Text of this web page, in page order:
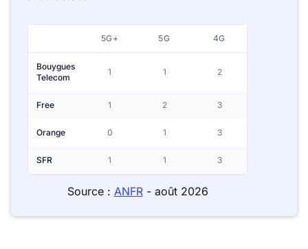
5G+ 5G 4G
Bouygues
Telecom
1 1 2
Free 1 2 3
Orange 0 1 3
SFR 1 1 3
Source : ANFR- août 2026